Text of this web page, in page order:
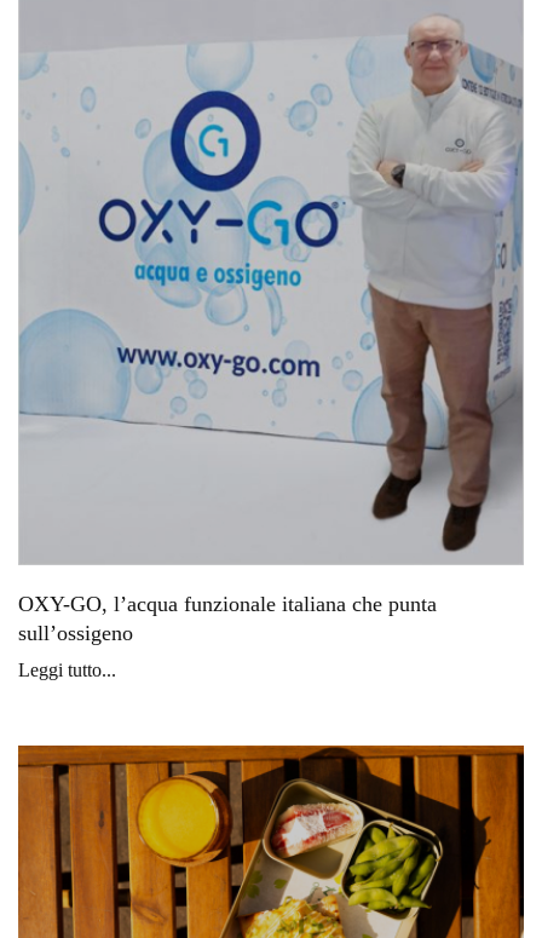
OXY-GO, l’acqua funzionale italiana che punta
sull’ossigeno
Leggi tutto...